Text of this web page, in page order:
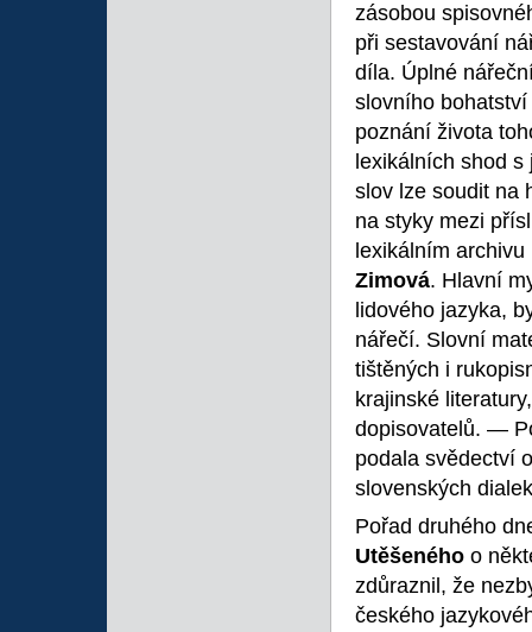
zásobou
při sestavování
díla. Úplné
slovního
poznání života
lexikálních shod
slov lze soudit na
na styky mezi
lexikálním
Zimová. Hlavní
lidového jazyka,
nářečí. Slovní
tištěných i
krajinské
dopisovatelů. —
podala svědectví
slovenských
Pořad druhého
Utěšeného o
zdůraznil, že
českého